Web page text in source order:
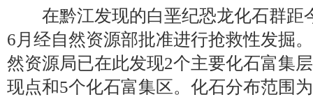
在黔江发现的白垩纪恐龙化石群距
6月经自然资源部批准进行抢救性发掘
然资源局已在此发现2个主要化石富集
现点和5个化石富集区。化石分布范围